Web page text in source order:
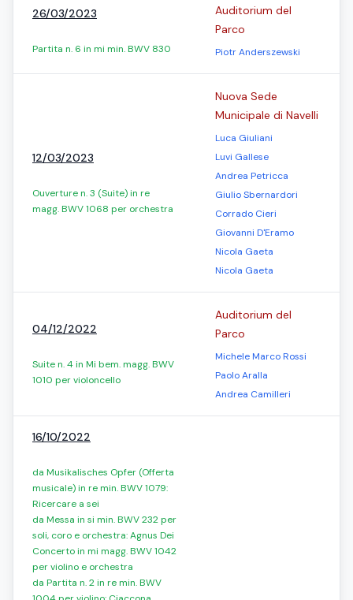
26/03/2023
Partita n. 6 in mi min. BWV 830
Auditorium del
Parco
Piotr Anderszewski
12/03/2023
Ouverture n. 3 (Suite) in re
magg. BWV 1068 per orchestra
Nuova Sede
Municipale di Navelli
Luca Giuliani
Luvi Gallese
Andrea Petricca
Giulio Sbernardori
Corrado Cieri
Giovanni D'Eramo
Nicola Gaeta
Nicola Gaeta
04/12/2022
Suite n. 4 in Mi bem. magg. BWV
1010 per violoncello
Auditorium del
Parco
Michele Marco Rossi
Paolo Aralla
Andrea Camilleri
16/10/2022
da Musikalisches Opfer (Offerta
musicale) in re min. BWV 1079:
Ricercare a sei
da Messa in si min. BWV 232 per
soli, coro e orchestra: Agnus Dei
Concerto in mi magg. BWV 1042
per violino e orchestra
da Partita n. 2 in re min. BWV